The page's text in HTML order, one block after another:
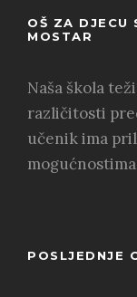
OŠ ZA DJECU
MOSTAR
Naša škola
različitosti
učenik ima
POSLJEDNJE